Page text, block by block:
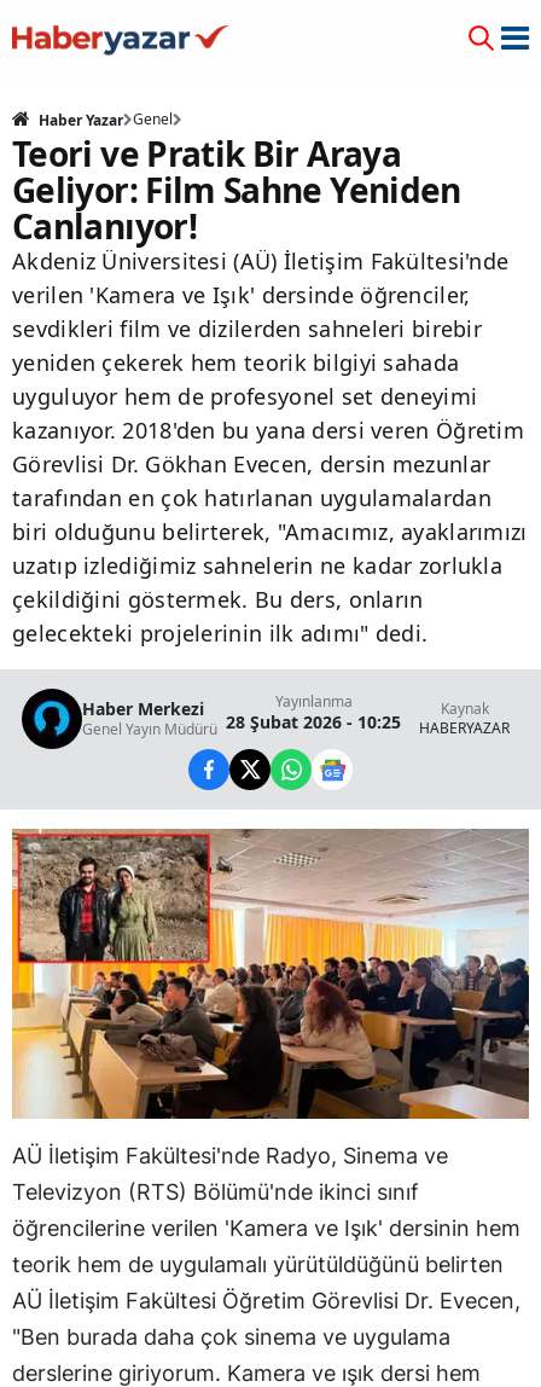
Haber Yazar Genel
Teori ve Pratik Bir Araya
Geliyor: Film Sahne Yeniden
Canlanıyor!
Akdeniz Üniversitesi (AÜ) İletişim Fakültesi'nde
verilen 'Kamera ve Işık' dersinde öğrenciler,
sevdikleri film ve dizilerden sahneleri birebir
yeniden çekerek hem teorik bilgiyi sahada
uyguluyor hem de profesyonel set deneyimi
kazanıyor. 2018'den bu yana dersi veren Öğretim
Görevlisi Dr. Gökhan Evecen, dersin mezunlar
tarafından en çok hatırlanan uygulamalardan
biri olduğunu belirterek, "Amacımız, ayaklarımızı
uzatıp izlediğimiz sahnelerin ne kadar zorlukla
çekildiğini göstermek. Bu ders, onların
gelecekteki projelerinin ilk adımı" dedi.
Haber Merkezi
Genel Yayın Müdürü
Yayınlanma
28 Şubat 2026 - 10:25
Kaynak
HABERYAZAR
AÜ İletişim Fakültesi'nde Radyo, Sinema ve
Televizyon (RTS) Bölümü'nde ikinci sınıf
öğrencilerine verilen 'Kamera ve Işık' dersinin hem
teorik hem de uygulamalı yürütüldüğünü belirten
AÜ İletişim Fakültesi Öğretim Görevlisi Dr. Evecen,
"Ben burada daha çok sinema ve uygulama
derslerine giriyorum. Kamera ve ışık dersi hem